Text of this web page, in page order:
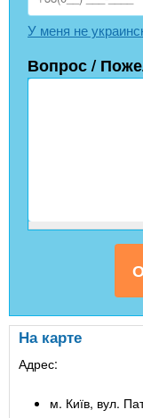
У меня не
Вопрос /
На карте
Адрес:
м. Київ, вул.